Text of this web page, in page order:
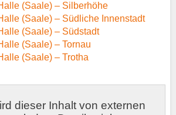
(Saale) – Silberhöhe
(Saale) – Südliche Innenstadt
(Saale) – Südstadt
(Saale) – Tornau
(Saale) – Trotha
dieser Inhalt von externen